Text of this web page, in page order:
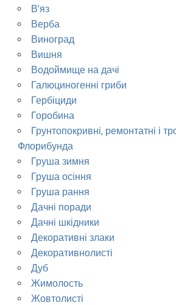
В'яз
Верба
Виноград
Вишня
Водоймище на дачі
Галюциногенні гриби
Гербіциди
Горобина
Грунтопокривні, ремонтатні і
Флорибунда
Груша зимня
Груша осіння
Груша рання
Дачні поради
Дачні шкідники
Декоративні злаки
Декоративнолисті
Дуб
Жимолость
Жовтолисті